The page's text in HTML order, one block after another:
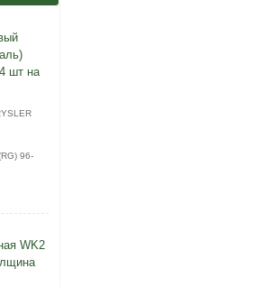
шт на
96-
WK2